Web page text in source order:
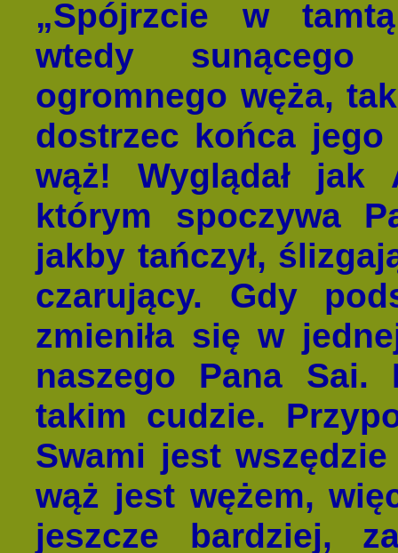
„Spójrzcie w
wtedy
ogromnego węża,
dostrzec końca jego
wąż! Wyglądał jak
którym spoczywa
jakby tańczył,
czarujący. Gdy
zmieniła się w
naszego Pana Sai.
takim cudzie.
Swami jest
wąż jest wężem,
jeszcze bardziej,